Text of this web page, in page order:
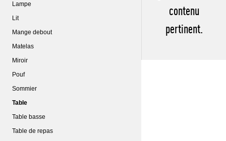
Lampe
Lit
Mange debout
Matelas
Miroir
Pouf
Sommier
Table
Table basse
Table de repas
contenu
pertinent.